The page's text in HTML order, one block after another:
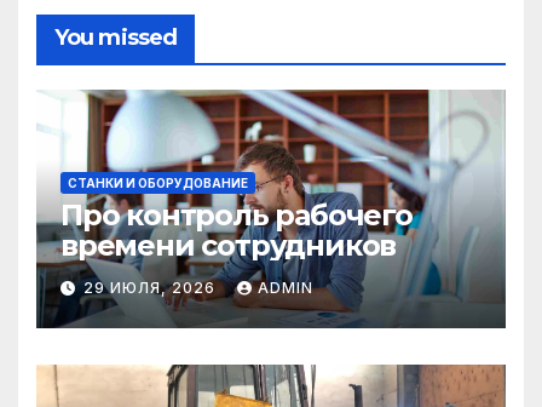
You missed
СТАНКИ И ОБОРУДОВАНИЕ
Про контроль рабочего
времени сотрудников
29 ИЮЛЯ, 2026 ADMIN